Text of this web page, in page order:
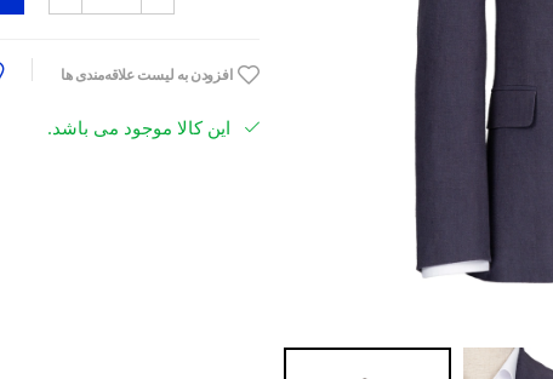
افزودن به لیست علاقه‌مندی ها
این کالا موجود می باشد.